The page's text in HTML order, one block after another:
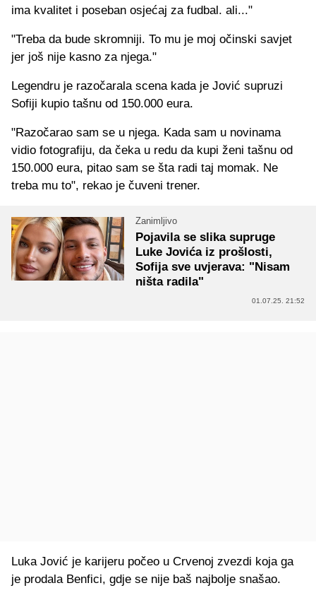
ima kvalitet i poseban osjećaj za fudbal. ali..."
"Treba da bude skromniji. To mu je moj očinski savjet
jer još nije kasno za njega."
Legendru je razočarala scena kada je Jović supruzi
Sofiji kupio tašnu od 150.000 eura.
"Razočarao sam se u njega. Kada sam u novinama
vidio fotografiju, da čeka u redu da kupi ženi tašnu od
150.000 eura, pitao sam se šta radi taj momak. Ne
treba mu to", rekao je čuveni trener.
Zanimljivo
Pojavila se slika supruge
Luke Jovića iz prošlosti,
Sofija sve uvjerava: "Nisam
ništa radila"
01.07.25. 21:52
Luka Jović je karijeru počeo u Crvenoj zvezdi koja ga
je prodala Benfici, gdje se nije baš najbolje snašao.